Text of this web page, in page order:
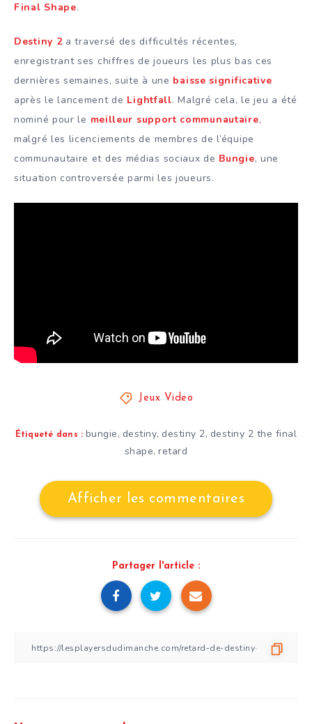
Final Shape.
Destiny 2 a traversé des difficultés récentes,
enregistrant ses chiffres de joueurs les plus bas ces
dernières semaines, suite à une baisse significative
après le lancement de Lightfall. Malgré cela, le jeu a été
nominé pour le meilleur support communautaire,
malgré les licenciements de membres de l’équipe
communautaire et des médias sociaux de Bungie, une
situation controversée parmi les joueurs.
Jeux Video
Étiqueté dans : bungie, destiny, destiny 2, destiny 2 the final
shape,retard
Afficher les commentaires
Partager l'article :